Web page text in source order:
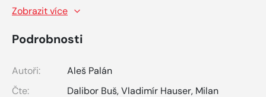
Zobrazit více
Podrobnosti
Autoři:
Aleš Palán
Čte:
Dalibor Buš,Vladimír Hauser, Milan